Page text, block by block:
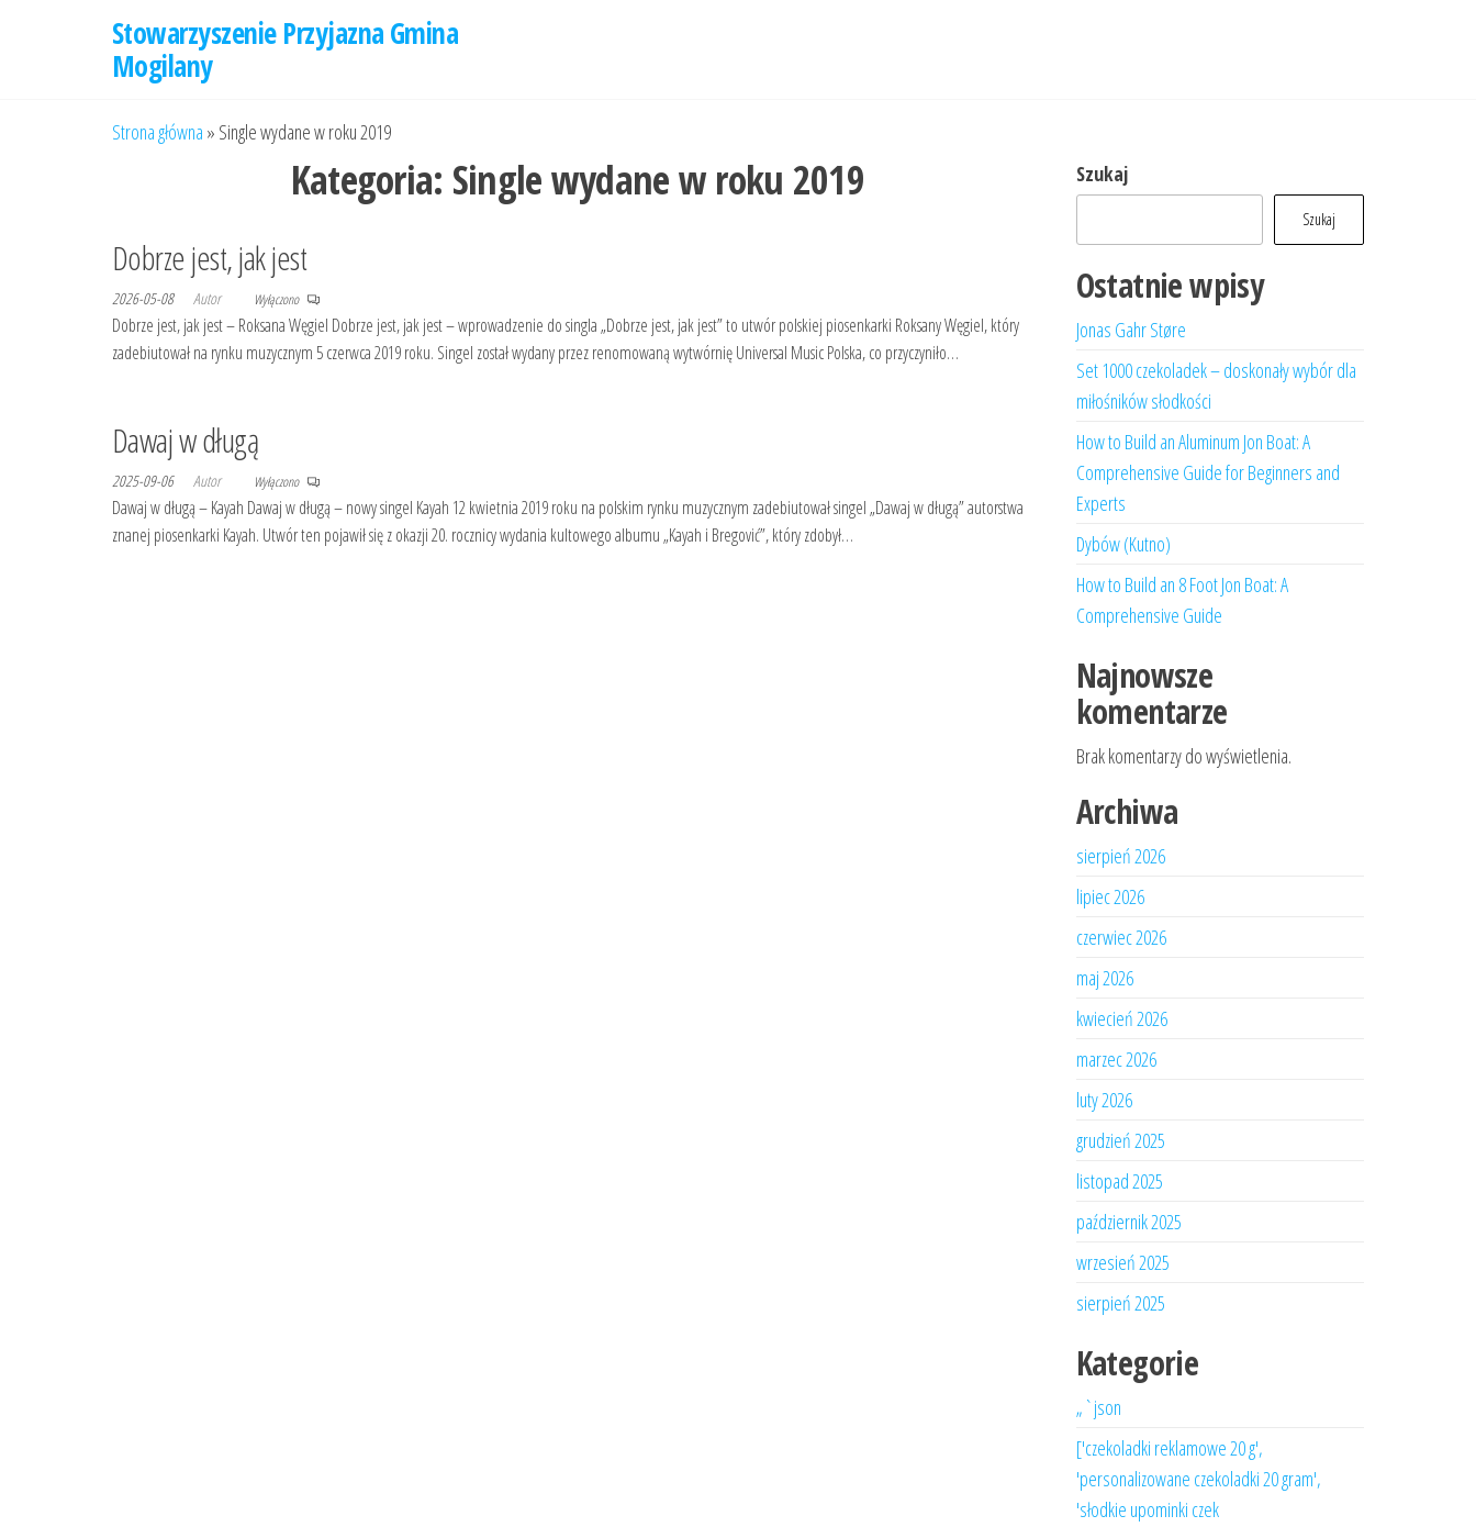
Stowarzyszenie Przyjazna Gmina
Mogilany
Strona główna » Single wydane w roku 2019
Kategoria: Single wydane w roku 2019
Dobrze jest, jak jest
2026-05-08 Autor Wyłączono
Dobrze jest, jak jest – Roksana Węgiel Dobrze jest, jak jest – wprowadzenie do singla „Dobrze jest, jak jest” to utwór polskiej piosenkarki Roksany Węgiel, który
zadebiutował na rynku muzycznym 5 czerwca 2019 roku. Singel został wydany przez renomowaną wytwórnię Universal Music Polska, co przyczyniło…
Dawaj w długą
2025-09-06 Autor Wyłączono
Dawaj w długą – Kayah Dawaj w długą – nowy singel Kayah 12 kwietnia 2019 roku na polskim rynku muzycznym zadebiutował singel „Dawaj w długą” autorstwa
znanej piosenkarki Kayah. Utwór ten pojawił się z okazji 20. rocznicy wydania kultowego albumu „Kayah i Bregović”, który zdobył…
Szukaj
Szukaj
Ostatnie wpisy
Jonas Gahr Støre
Set 1000 czekoladek – doskonały wybór dla
miłośników słodkości
How to Build an Aluminum Jon Boat: A
Comprehensive Guide for Beginners and
Experts
Dybów (Kutno)
How to Build an 8 Foot Jon Boat: A
Comprehensive Guide
Najnowsze
komentarze
Brak komentarzy do wyświetlenia.
Archiwa
sierpień 2026
lipiec 2026
czerwiec 2026
maj 2026
kwiecień 2026
marzec 2026
luty 2026
grudzień 2025
listopad 2025
październik 2025
wrzesień 2025
sierpień 2025
Kategorie
„`json
['czekoladki reklamowe 20 g',
'personalizowane czekoladki 20 gram',
'słodkie upominki czek